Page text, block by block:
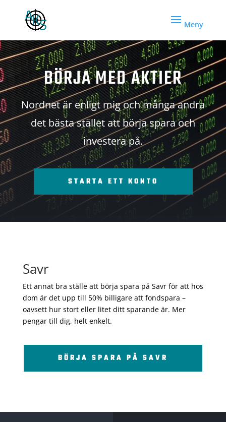
BÖRJA MED AKTIER
Nordnet är enligt mig och många andra
det bästa stället att börja spara och
investera på.
STARTA ETT KONTO
Savr
Ett annat bra ställe att börja spara på Savr för att hos
dom är det upp till 50% billigare att fondspara –
oavsett hur stort eller litet ditt sparande är. Mer
pengar till dig, helt enkelt.
BÖRJA SPARA PÅ SAVR